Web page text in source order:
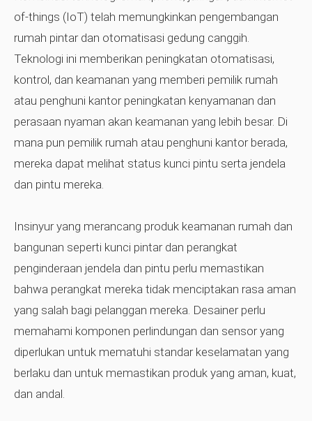
of-things (IoT) telah memungkinkan pengembangan
rumah pintar dan otomatisasi gedung canggih.
Teknologi ini memberikan peningkatan otomatisasi,
kontrol, dan keamanan yang memberi pemilik rumah
atau penghuni kantor peningkatan kenyamanan dan
perasaan nyaman akan keamanan yang lebih besar. Di
mana pun pemilik rumah atau penghuni kantor berada,
mereka dapat melihat status kunci pintu serta jendela
dan pintu mereka.
Insinyur yang merancang produk keamanan rumah dan
bangunan seperti kunci pintar dan perangkat
penginderaan jendela dan pintu perlu memastikan
bahwa perangkat mereka tidak menciptakan rasa aman
yang salah bagi pelanggan mereka. Desainer perlu
memahami komponen perlindungan dan sensor yang
diperlukan untuk mematuhi standar keselamatan yang
berlaku dan untuk memastikan produk yang aman, kuat,
dan andal.